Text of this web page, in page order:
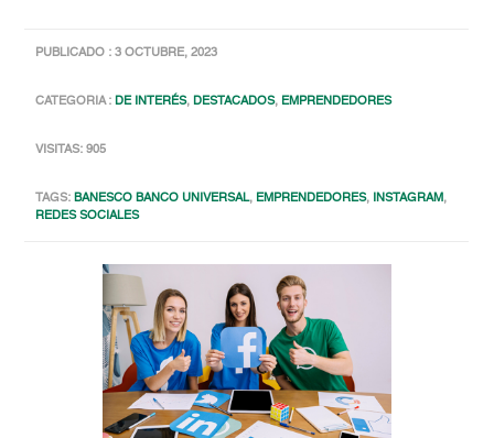
PUBLICADO : 3 OCTUBRE, 2023
CATEGORIA :DE INTERÉS,DESTACADOS, EMPRENDEDORES
VISITAS: 905
TAGS:BANESCO BANCO UNIVERSAL, EMPRENDEDORES, INSTAGRAM,
REDES SOCIALES